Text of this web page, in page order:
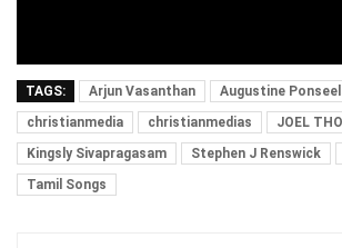
TAGS: Arjun Vasanthan
Augustine
christianmedia
christianmedias
JOEL
Kingsly Sivapragasam
Stephen J Renswick
Tamil Songs